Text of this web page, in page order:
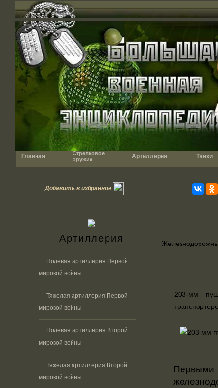
Главная
Стрелковое
оружие
Артиллерия Танки
Добавить в избранное
Артиллерия
Полевая артиллерия Первой
мировой войны
Тяжелая артиллерия Первой
мировой войны
Полевая артиллерия Второй
мировой войны
Тяжелая артиллерия Второй
мировой войны
203-мм